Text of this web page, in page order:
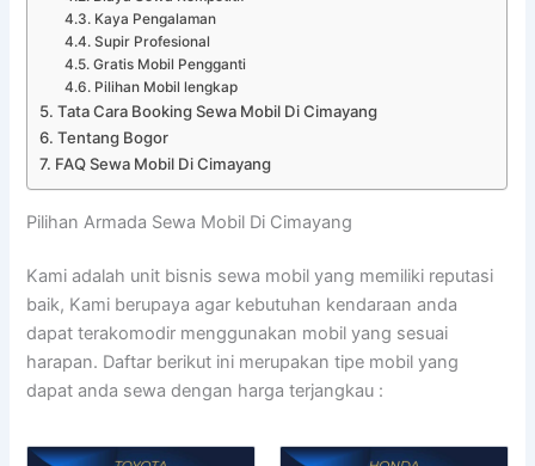
Kaya Pengalaman
Supir Profesional
Gratis Mobil Pengganti
Pilihan Mobil lengkap
Tata Cara Booking Sewa Mobil Di Cimayang
Tentang Bogor
FAQ Sewa Mobil Di Cimayang
Pilihan Armada Sewa Mobil Di Cimayang
Kami adalah unit bisnis sewa mobil yang memiliki reputasi
baik, Kami berupaya agar kebutuhan kendaraan anda
dapat terakomodir menggunakan mobil yang sesuai
harapan. Daftar berikut ini merupakan tipe mobil yang
dapat anda sewa dengan harga terjangkau :